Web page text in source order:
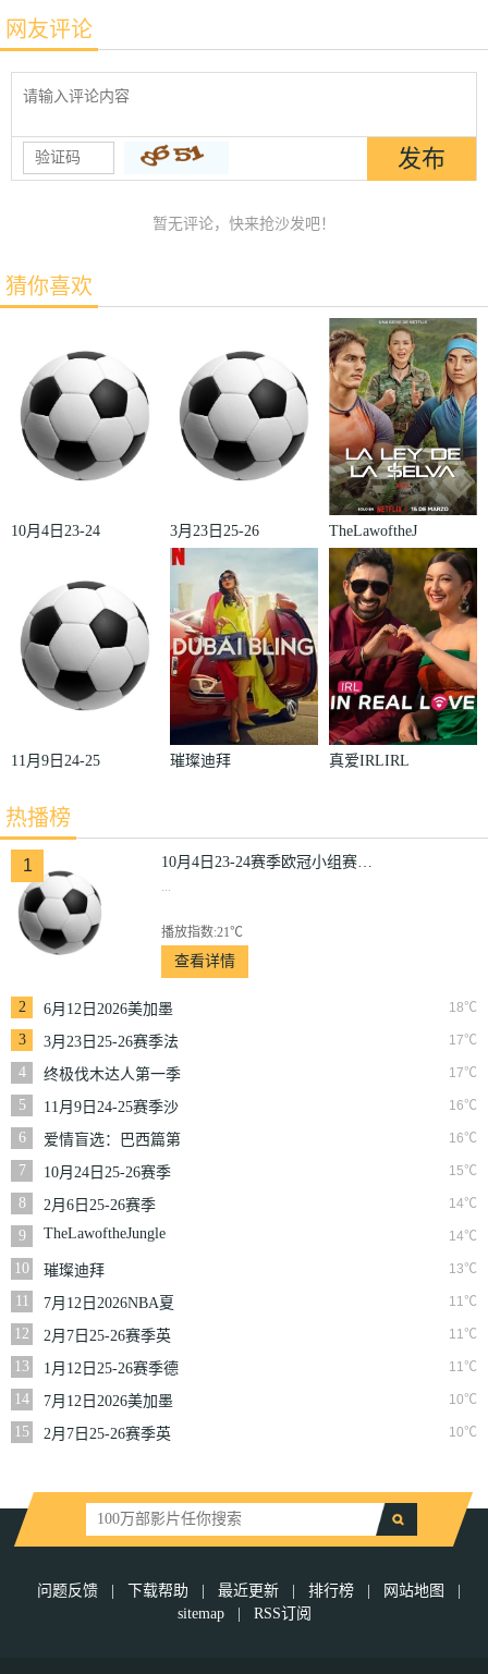
网友评论
暂无评论，快来抢沙发吧！
猜你喜欢
10月4日23-24
赛第2轮那不
勒斯VS皇家
马德里
3月23日25-26
赛季法甲第27
轮雷恩VS梅
斯
TheLawoftheJ
ungle
11月9日24-25
轮利雅得体育
VS利雅得胜
利
璀璨迪拜 真爱IRLIRL
热播榜
1 10月4日23-24赛季欧冠小组赛第2轮那不勒斯VS皇家马德里
...
播放指数:21℃
查看详情
2 18℃
6月12日2026美加墨
世界杯小组赛韩国VS
捷克
3 17℃
3月23日25-26赛季法
甲第27轮雷恩VS梅斯
4 17℃
终极伐木达人第一季
5
16℃
11月9日24-25赛季沙
联第10轮利雅得体育
VS利雅得胜利
6 16℃
爱情盲选：巴西篇第
二季
7 15℃
10月24日25-26赛季
NBA常规赛掘金VS
勇士
8 14℃
2月6日25-26赛季
NBA常规赛篮网VS
9 14℃
TheLawoftheJungle
10 13℃
璀璨迪拜
11
11℃
7月12日2026NBA夏
季联赛尼克斯VS马刺
12 11℃
2月7日25-26赛季英
超第25轮伯恩利VS西
汉姆联
13 11℃
1月12日25-26赛季德
甲第16轮拜仁慕尼黑
VS沃尔夫斯堡
14 10℃
7月12日2026美加墨
世界杯四分之一决赛
挪威VS英格兰
15 10℃
2月7日25-26赛季英
问题反馈 下载帮助 最近更新 排行榜 网站地图
sitemap
RSS订阅